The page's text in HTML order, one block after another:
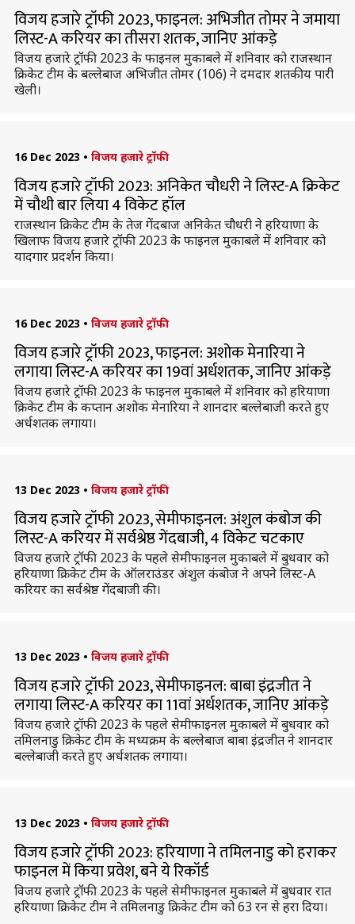
विजय हजारे ट्रॉफी 2023, फाइनल: अभिजीत तोमर ने जमाया
लिस्ट-A करियर का तीसरा शतक, जानिए आंकड़े
विजय हजारे ट्रॉफी 2023 के फाइनल मुकाबले में शनिवार को राजस्थान
क्रिकेट टीम के बल्लेबाज अभिजीत तोमर (106) ने दमदार शतकीय पारी
खेली।
16 Dec 2023 • विजय हजारे ट्रॉफी
विजय हजारे ट्रॉफी 2023: अनिकेत चौधरी ने लिस्ट-A क्रिकेट
में चौथी बार लिया 4 विकेट हॉल
राजस्थान क्रिकेट टीम के तेज गेंदबाज अनिकेत चौधरी ने हरियाणा के
खिलाफ विजय हजारे ट्रॉफी 2023 के फाइनल मुकाबले में शनिवार को
यादगार प्रदर्शन किया।
16 Dec 2023 • विजय हजारे ट्रॉफी
विजय हजारे ट्रॉफी 2023, फाइनल: अशोक मेनारिया ने
लगाया लिस्ट-A करियर का 19वां अर्धशतक, जानिए आंकड़े
विजय हजारे ट्रॉफी 2023 के फाइनल मुकाबले में शनिवार को हरियाणा
क्रिकेट टीम के कप्तान अशोक मेनारिया ने शानदार बल्लेबाजी करते हुए
अर्धशतक लगाया।
13 Dec 2023 • विजय हजारे ट्रॉफी
विजय हजारे ट्रॉफी 2023, सेमीफाइनल: अंशुल कंबोज की
लिस्ट-A करियर में सर्वश्रेष्ठ गेंदबाजी, 4 विकेट चटकाए
विजय हजारे ट्रॉफी 2023 के पहले सेमीफाइनल मुकाबले में बुधवार को
हरियाणा क्रिकेट टीम के ऑलराउंडर अंशुल कंबोज ने अपने लिस्ट-A
करियर का सर्वश्रेष्ठ गेंदबाजी की।
13 Dec 2023 • विजय हजारे ट्रॉफी
विजय हजारे ट्रॉफी 2023, सेमीफाइनल: बाबा इंद्रजीत ने
लगाया लिस्ट-A करियर का 11वां अर्धशतक, जानिए आंकड़े
विजय हजारे ट्रॉफी 2023 के पहले सेमीफाइनल मुकाबले में बुधवार को
तमिलनाडु क्रिकेट टीम के मध्यक्रम के बल्लेबाज बाबा इंद्रजीत ने शानदार
बल्लेबाजी करते हुए अर्धशतक लगाया।
13 Dec 2023 • विजय हजारे ट्रॉफी
विजय हजारे ट्रॉफी 2023: हरियाणा ने तमिलनाडु को हराकर
फाइनल में किया प्रवेश, बने ये रिकॉर्ड
विजय हजारे ट्रॉफी 2023 के पहले सेमीफाइनल मुकाबले में बुधवार रात
हरियाणा क्रिकेट टीम ने तमिलनाडु क्रिकेट टीम को 63 रन से हरा दिया।